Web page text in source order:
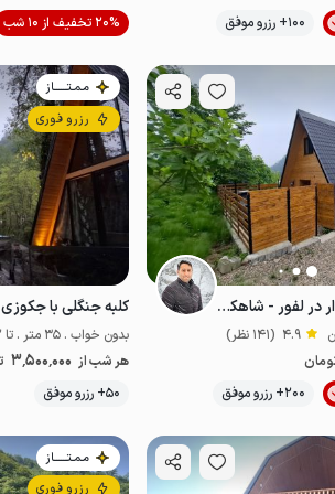
100+ رزرو موفق لب آب پت‌نواز
20% تخفیف از 10 شب
کلبه سوئیسی جکوزی دار در لفور - شاهکلا - ۲
4.9 (141 نظر)
200+ رزرو موفق خوش منظره
مـمـتــــــاز
رزرو فوری
بدون خواب . 35 متر . تا 2 مهمان
هر شب از 3٬500٬000
50+ رزرو موفق
مـمـتــــــاز
رزرو فوری